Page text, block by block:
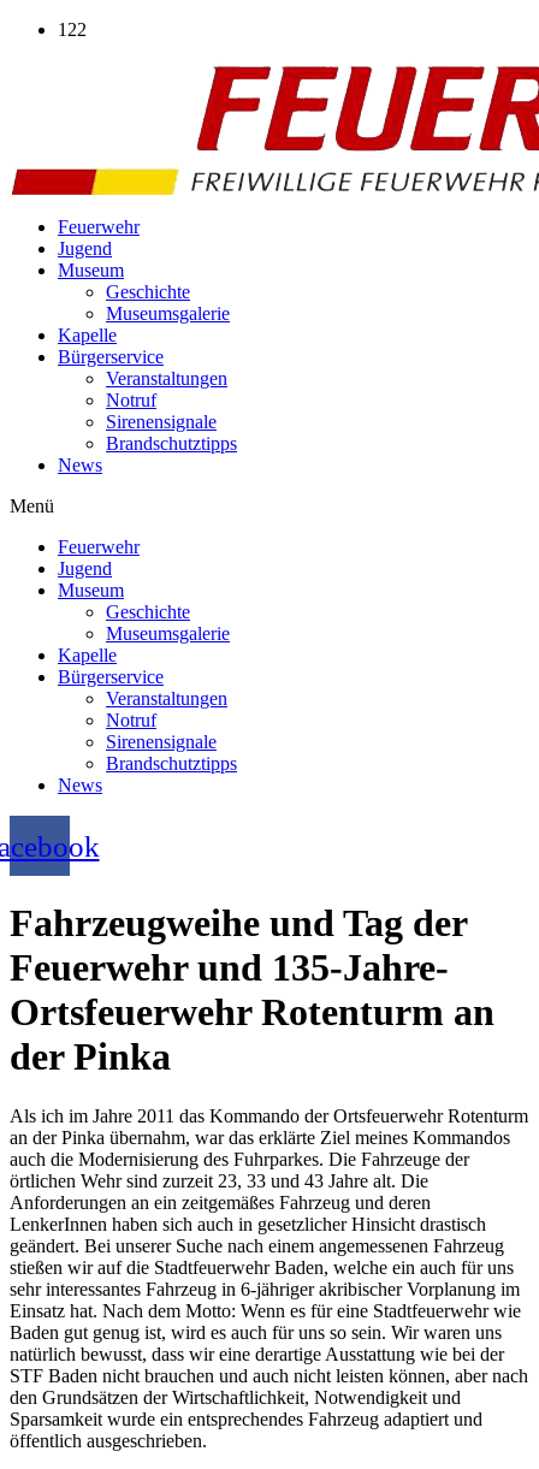
Zum
122
Feuerwehr
Jugend
Museum
Geschichte
Museumsgalerie
Kapelle
Bürgerservice
Veranstaltungen
Notruf
Sirenensignale
Brandschutztipps
News
Menü
Feuerwehr
Jugend
Museum
Geschichte
Museumsgalerie
Kapelle
Bürgerservice
Veranstaltungen
Notruf
Sirenensignale
Brandschutztipps
News
Fahrzeugweihe und Tag der
Feuerwehr und 135-Jahre-
Ortsfeuerwehr Rotenturm an
der Pinka
Als ich im Jahre 2011 das Kommando der Ortsfeuerwehr Rotenturm
an der Pinka übernahm, war das erklärte Ziel meines Kommandos
auch die Modernisierung des Fuhrparkes. Die Fahrzeuge der
örtlichen Wehr sind zurzeit 23, 33 und 43 Jahre alt. Die
Anforderungen an ein zeitgemäßes Fahrzeug und deren
LenkerInnen haben sich auch in gesetzlicher Hinsicht drastisch
geändert. Bei unserer Suche nach einem angemessenen Fahrzeug
stießen wir auf die Stadtfeuerwehr Baden, welche ein auch für uns
sehr interessantes Fahrzeug in 6-jähriger akribischer Vorplanung im
Einsatz hat. Nach dem Motto: Wenn es für eine Stadtfeuerwehr wie
Baden gut genug ist, wird es auch für uns so sein. Wir waren uns
natürlich bewusst, dass wir eine derartige Ausstattung wie bei der
STF Baden nicht brauchen und auch nicht leisten können, aber nach
den Grundsätzen der Wirtschaftlichkeit, Notwendigkeit und
Sparsamkeit wurde ein entsprechendes Fahrzeug adaptiert und
öffentlich ausgeschrieben.